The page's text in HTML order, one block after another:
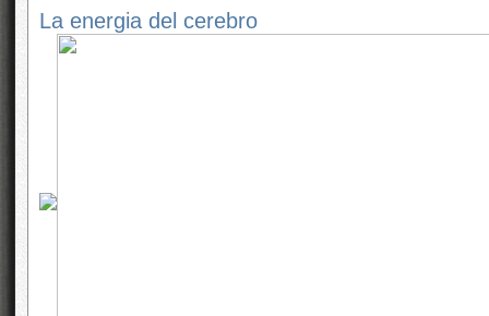
La energia del cerebro